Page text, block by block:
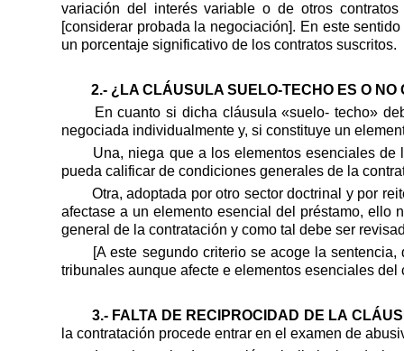
variación del interés variable o de otros
[considerar probada la negociación]. En este
un porcentaje significativo de los contratos suscritos.
2.- ¿LA CLÁUSULA SUELO-TECHO ES O
En cuanto si dicha cláusula «suelo- techo»
negociada individualmente y, si constituye un
Una, niega que a los elementos esenciales
pueda calificar de condiciones generales de la
Otra, adoptada por otro sector doctrinal y por
afectase a un elemento esencial del préstamo, ello
general de la contratación y como tal debe ser
[A este segundo criterio se acoge la
tribunales aunque afecte e elementos esenciales del
3.- FALTA DE RECIPROCIDAD DE LA
la contratación procede entrar en el examen de